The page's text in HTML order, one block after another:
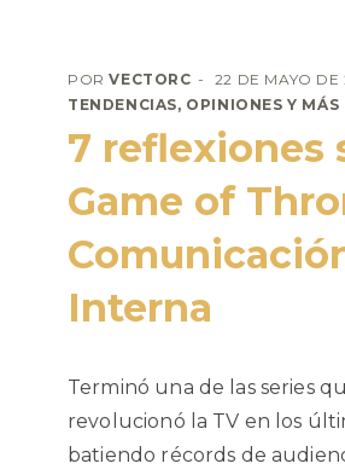
PORVECTORC
22 DE MAYO DE
TENDENCIAS, OPINIONES Y MÁS
7 reflexiones
Game of
Interna
Terminó una de las series
revolucionó la TV en los
batiendo récords de